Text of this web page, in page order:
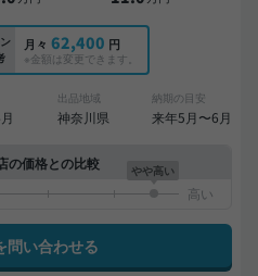
月々 62,400 円
※金額は変更できます。
出品地域
神奈川県
納期の目安
来年5月〜6月
の価格との比較 やや高い
問い合わせる